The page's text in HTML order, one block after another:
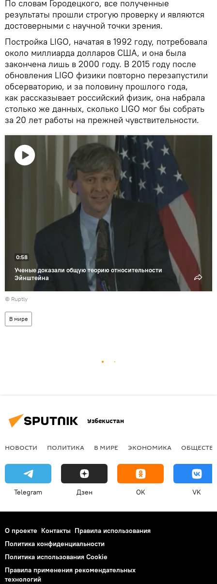
По словам Городецкого, все полученные
результаты прошли строгую проверку и являются
достоверными с научной точки зрения.
Постройка LIGO, начатая в 1992 году, потребовала
около миллиарда долларов США, и она была
закончена лишь в 2000 году. В 2015 году после
обновления LIGO физики повторно перезапустили
обсерваторию, и за половину прошлого года,
как рассказывает российский физик, она набрала
столько же данных, сколько LIGO мог бы собрать
за 20 лет работы на прежней чувствительности.
Ученые доказали общую теорию относительности
Эйнштейна
0:58
© Ruptly
В мире
Узбекистан
НОВОСТИ ПОЛИТИКА В МИРЕ ЭКОНОМИКА
Telegram Дзен OK VK
О проекте Контакты Правила использования
Политика конфиденциальности
Политика использования Cookie
Правила применения рекомендательных
технологий